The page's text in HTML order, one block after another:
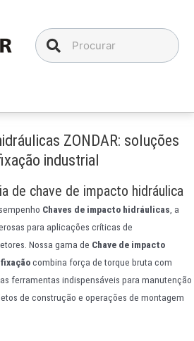
ZONDAR: soluções
industrial
de chave de impacto hidráulica
Chaves de impacto hidráulicas , a
para aplicações críticas de
Nossa gama de Chave de impacto
combina força de torque bruta com
ferramentas indispensáveis para manutenção
de construção e operações de montagem